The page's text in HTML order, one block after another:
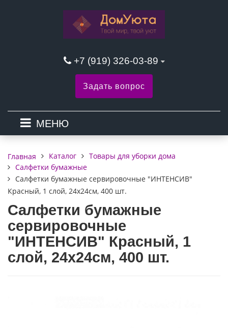
+7 (919) 326-03-89
Задать вопрос
МЕНЮ
Главная Каталог
Товары для уборки дома
Салфетки бумажные
Салфетки бумажные сервировочные "ИНТЕНСИВ"
Красный, 1 слой, 24х24см, 400 шт.
Салфетки бумажные
сервировочные
"ИНТЕНСИВ" Красный, 1
слой, 24х24см, 400 шт.